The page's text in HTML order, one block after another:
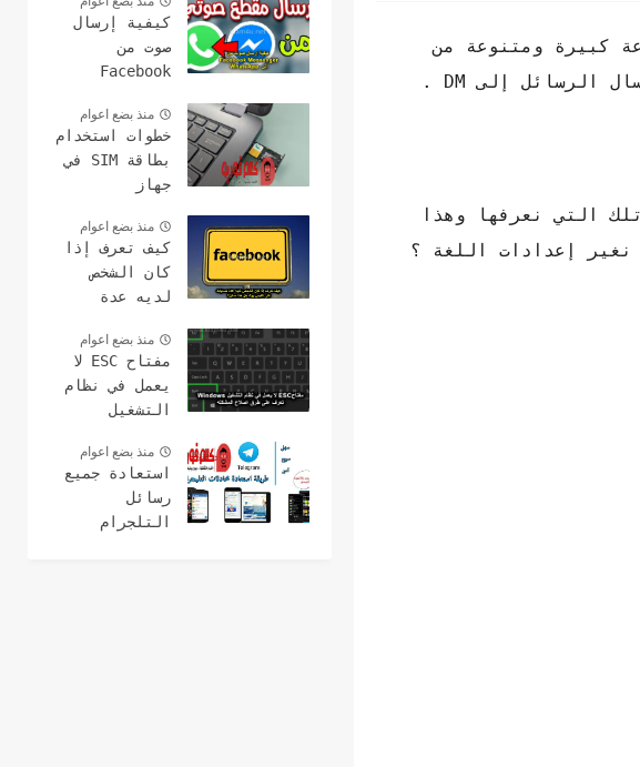
كبيرة ومتنوعة من
الوظائف مثل نشر المحتوى الخاص بك وبيع المنتجات والتعرف على أشخاص جدد وإرسال الرسائل إلى DM .
التي نعرفها وهذا
إعدادات اللغة ؟
كيفية إرسال
صوت من
Facebook
WhatsApp
منذ بضع اعوام
خطوات استخدام
بطاقة SIM في
جهاز
وعمل مكالمات
منذ بضع اعوام
كيف تعرف إذا
كان الشخص
لديه عدة
الفيس بوك هل
هذا ممكن؟
منذ بضع اعوام
مفتاح ESC لا
يعمل في نظام
التشغيل
طرق لإصلاح
منذ بضع اعوام
استعادة جميع
رسائل
التلجرام